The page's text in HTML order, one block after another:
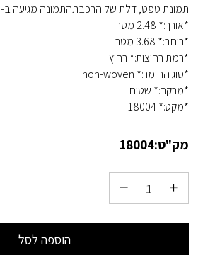
תמונת טפט, דלת של הרכבתהתמונה מגיעה ב- 8 חלקים.
*אורך:* 2.48 מטר
*רוחב:* 3.68 מטר
*רמת רחיצות:* רחיץ
*סוג החומר:* non-woven
*מרקם:* שטוח
*מקט:* 18004
מק"ט:18004
הוספה לסל